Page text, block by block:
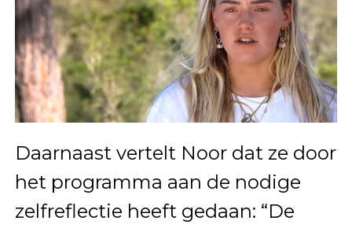
Daarnaast vertelt Noor dat ze door
het programma aan de nodige
zelfreflectie heeft gedaan: “De